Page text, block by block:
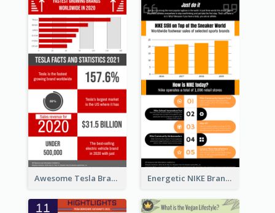
Awesome Tesla Branding Infographic Design Ideas Energetic NIKE Branding Stories Design Idea